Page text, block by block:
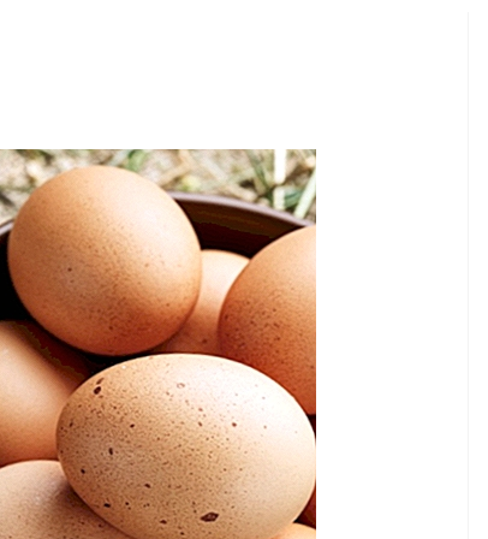
HOSPODÁRSKE ZVIERATÁ AKO DOMÁCE
Ako sa starať o
svojho prvého
miláčika
7,2026